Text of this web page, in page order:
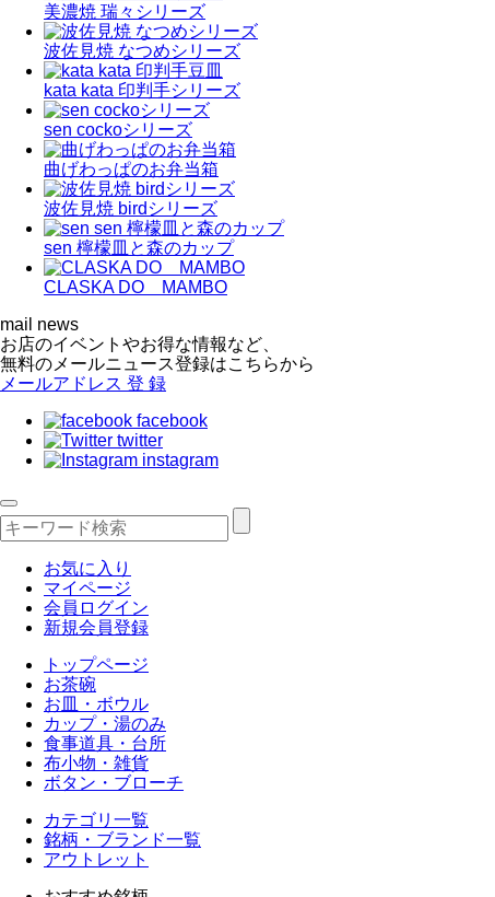
美濃焼 瑞々シリーズ
波佐見焼 なつめシリーズ
kata kata 印判手シリーズ
sen cockoシリーズ
曲げわっぱのお弁当箱
波佐見焼 birdシリーズ
sen 檸檬皿と森のカップ
CLASKA DO MAMBO
mail news
お店のイベントやお得な情報など、
無料のメールニュース登録はこちらから
メールアドレス 登 録
facebook
twitter
instagram
お気に入り
マイページ
会員ログイン
新規会員登録
トップページ
お茶碗
お皿・ボウル
カップ・湯のみ
食事道具・台所
布小物・雑貨
ボタン・ブローチ
カテゴリ一覧
銘柄・ブランド一覧
アウトレット